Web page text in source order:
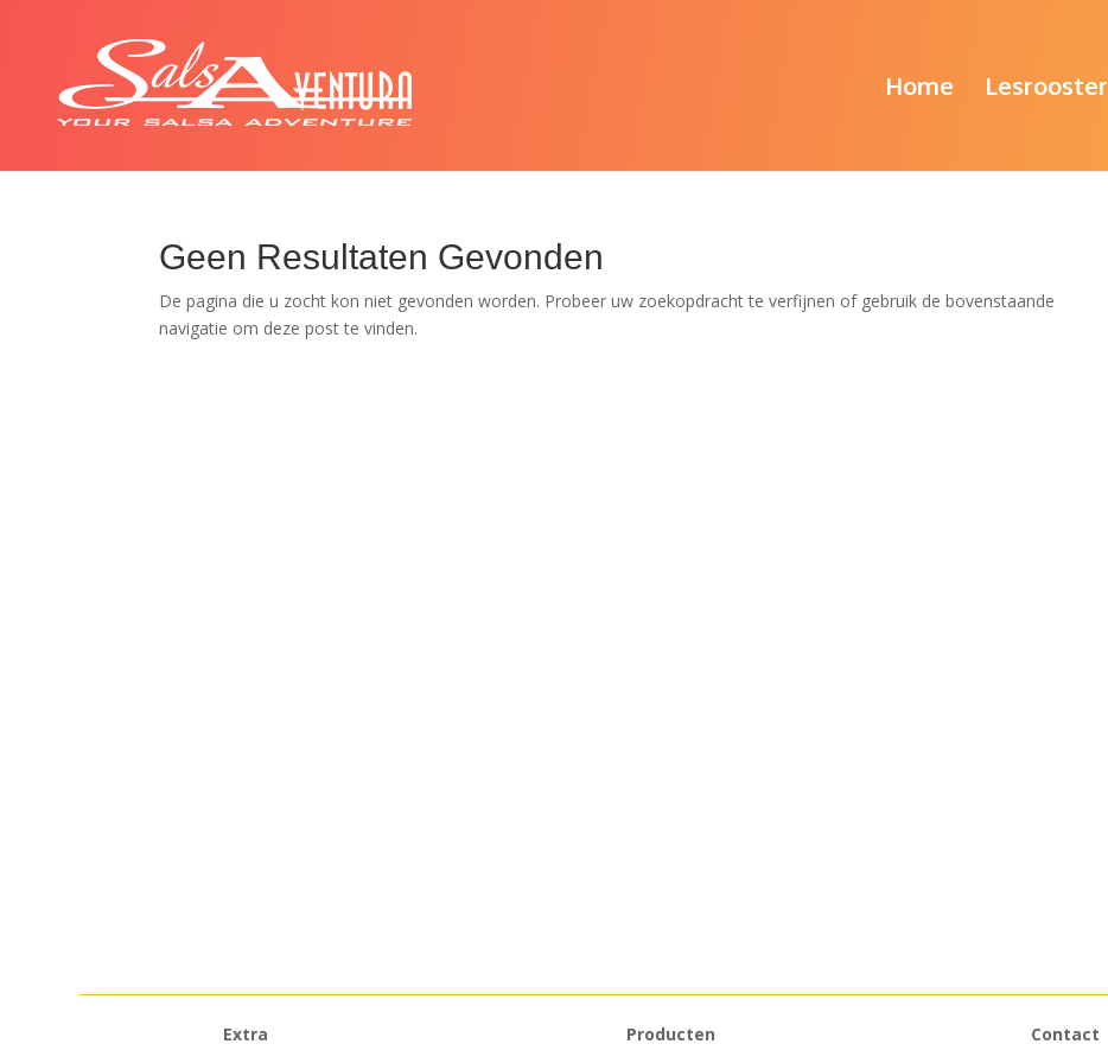
Home Lesrooster
Geen Resultaten Gevonden
De pagina die u zocht kon niet gevonden worden. Probeer uw zoekopdracht te verfijnen of gebruik de bovenstaande
navigatie om deze post te vinden.
Extra
Producten
Contact